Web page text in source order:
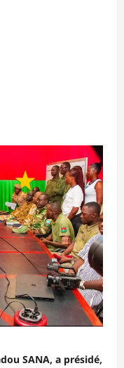
SANA, a présidé,